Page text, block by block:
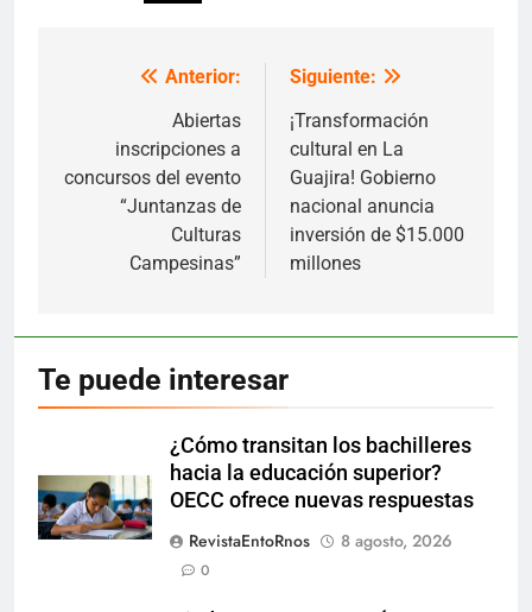
Navegación
entradas
Anterior:
Abiertas
inscripciones a
concursos del evento
“Juntanzas de
Culturas
Campesinas”
Siguiente:
¡Transformación
cultural en La
Guajira! Gobierno
nacional anuncia
inversión de $15.000
millones
Te puede interesar
¿Cómo transitan los bachilleres
hacia la educación superior?
OECC ofrece nuevas respuestas
RevistaEntoRnos
8 agosto, 2026
0